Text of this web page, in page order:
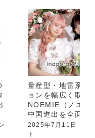
型・地雷系ファッシ
を幅広く取り扱う
（ノエミー）の
国進出を全面サポート
年7月11日 |
0 コメン